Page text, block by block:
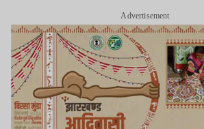
Advertisement